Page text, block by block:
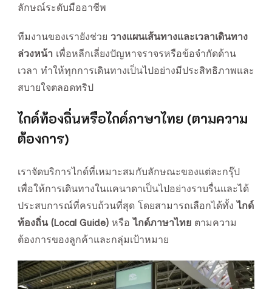
ลักษณ์ระดับมืออาชีพ
ทีมงานของเรายังช่วย วางแผนเส้นทางและเวลาเดินทาง
ล่วงหน้า เพื่อหลีกเลี่ยงปัญหาจราจรหรือข้อจำกัดด้าน
เวลา ทำให้ทุกการเดินทางเป็นไปอย่างมีประสิทธิภาพและ
สบายใจตลอดทริป
ไกด์ท้องถิ่นหรือไกด์ภาษาไทย (ตามความ
ต้องการ)
เราจัดบริการไกด์ที่เหมาะสมกับลักษณะของแต่ละกรุ๊ป
เพื่อให้การเดินทางในแคนาดาเป็นไปอย่างราบรื่นและได้
ประสบการณ์ที่ครบถ้วนที่สุด โดยสามารถเลือกได้ทั้งไกด์
ท้องถิ่น (Local Guide) หรือไกด์ภาษาไทย ตามความ
ต้องการของลูกค้าและกลุ่มเป้าหมาย